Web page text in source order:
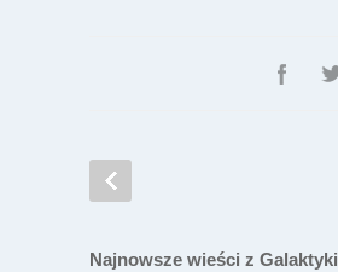
Najnowsze wieści z Galaktyki